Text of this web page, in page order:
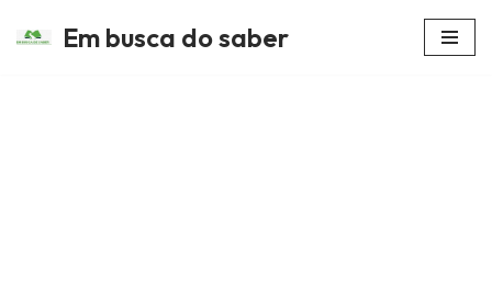
Em busca do saber